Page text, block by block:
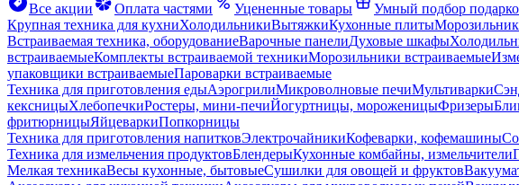
Все акции
Оплата частями Уцененные товары Умный подбор
Крупная техника для кухниХолодильникиВытяжкиКухонные плиты
Встраиваемая техника, оборудованиеВарочные панелиДуховые шкафы
встраиваемыеКомплекты встраиваемой техникиМорозильники встраиваемые
упаковщики встраиваемыеПароварки встраиваемые
Техника для приготовления едыАэрогрилиМикроволновые печиМультиварки
кексницыХлебопечкиРостеры, мини-печиЙогуртницы, мороженицыФризеры
фритюрницыЯйцеваркиПопкорницы
Техника для приготовления напитковЭлектрочайникиКофеварки, кофемашины
Техника для измельчения продуктовБлендерыКухонные комбайны, измельчители
Мелкая техникаВесы кухонные, бытовыеСушилки для овощей и фруктов